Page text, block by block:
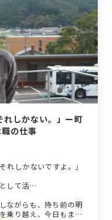
れしかない。」ー町
の仕事
れしかないですよ。」
して活…
ながらも、持ち前の明
乗り越え、今日もま